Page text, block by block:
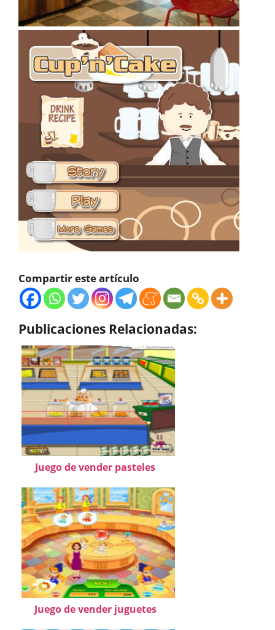
Compartir este artículo
Publicaciones Relacionadas:
Juego de vender pasteles
Juego de vender juguetes